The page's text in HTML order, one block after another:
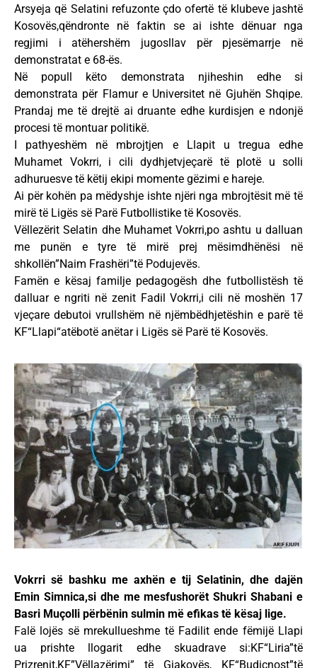
Arsyeja që Selatini refuzonte çdo ofertë të klubeve jashtë
Kosovës,qëndronte në faktin se ai ishte dënuar nga
regjimi i atëhershëm jugosllav për pjesëmarrje në
demonstratat e 68-ës.
Në popull këto demonstrata njiheshin edhe si
demonstrata për Flamur e Universitet në Gjuhën Shqipe.
Prandaj me të drejtë ai druante edhe kurdisjen e ndonjë
procesi të montuar politikë.
I pathyeshëm në mbrojtjen e Llapit u tregua edhe
Muhamet Vokrri, i cili dydhjetvjeçarë të plotë u solli
adhuruesve të këtij ekipi momente gëzimi e hareje.
Ai për kohën pa mëdyshje ishte njëri nga mbrojtësit më të
mirë të Ligës së Parë Futbollistike të Kosovës.
Vëllezërit Selatin dhe Muhamet Vokrri,po ashtu u dalluan
me punën e tyre të mirë prej mësimdhënësi në
shkollën”Naim Frashëri”të Podujevës.
Famën e kësaj familje pedagogësh dhe futbollistësh të
dalluar e ngriti në zenit Fadil Vokrri,i cili në moshën 17
vjeçare debutoi vrullshëm në njëmbëdhjetëshin e parë të
KF“Llapi“atëbotë anëtar i Ligës së Parë të Kosovës.
Vokrri së bashku me axhën e tij Selatinin, dhe dajën
Emin Simnica,si dhe me mesfushorët Shukri Shabani e
Basri Muçolli përbënin sulmin më efikas të kësaj lige.
Falë lojës së mrekullueshme të Fadilit ende fëmijë Llapi
ua prishte llogarit edhe skuadrave si:KF“Liria”të
Prizrenit,KF”Vëllazërimi” të Gjakovës, KF“Budiçnost”të